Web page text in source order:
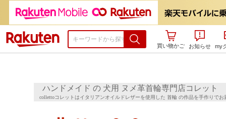
楽天市場
買い物かご
お知らせ my
ハンドメイド の 犬用 ヌメ革首輪専門店コレット
collettoコレットはイタリアンオイルドレザーを使用した 首輪 の作品を手作りで